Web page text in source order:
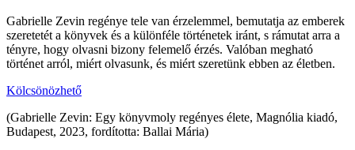
Gabrielle Zevin regénye tele van érzelemmel, bemutatja az emberek
szeretetét a könyvek és a különféle történetek iránt, s rámutat arra a
tényre, hogy olvasni bizony felemelő érzés. Valóban megható
történet arról, miért olvasunk, és miért szeretünk ebben az életben.
Kölcsönözhető
(Gabrielle Zevin: Egy könyvmoly regényes élete, Magnólia kiadó,
Budapest, 2023, fordította: Ballai Mária)